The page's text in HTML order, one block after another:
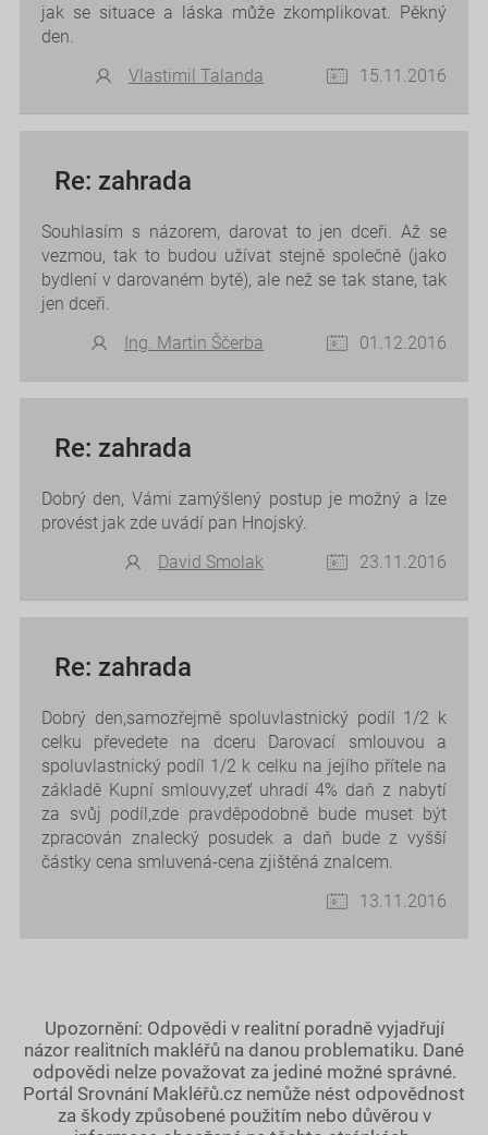
jak se situace a láska může zkomplikovat. Pěkný
den.
Vlastimil Talanda
15.11.2016
Re: zahrada
Souhlasím s názorem, darovat to jen dceři. Až se
vezmou, tak to budou užívat stejně společně (jako
bydlení v darovaném bytě), ale než se tak stane, tak
jen dceři.
Ing. Martin Ščerba
01.12.2016
Re: zahrada
Dobrý den, Vámi zamýšlený postup je možný a lze
provést jak zde uvádí pan Hnojský.
David Smolak
23.11.2016
Re: zahrada
Dobrý den,samozřejmě spoluvlastnický podíl 1/2 k
celku převedete na dceru Darovací smlouvou a
spoluvlastnický podíl 1/2 k celku na jejího přítele na
základě Kupní smlouvy,zeť uhradí 4% daň z nabytí
za svůj podíl,zde pravděpodobně bude muset být
zpracován znalecký posudek a daň bude z vyšší
částky cena smluvená-cena zjištěná znalcem.
13.11.2016
Upozornění: Odpovědi v realitní poradně vyjadřují
názor realitních makléřů na danou problematiku. Dané
odpovědi nelze považovat za jediné možné správné.
Portál Srovnání Makléřů.cz nemůže nést odpovědnost
za škody způsobené použitím nebo důvěrou v